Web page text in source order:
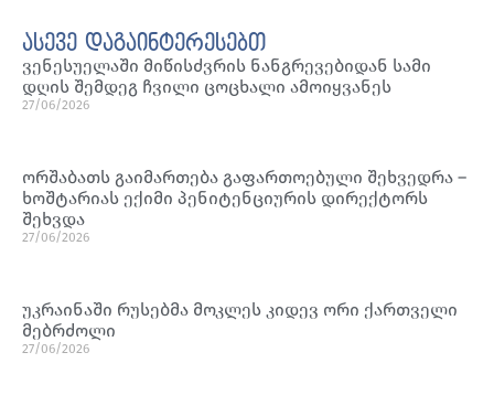
ასევე დაგაინტერესებთ
ვენესუელაში მიწისძვრის ნანგრევებიდან სამი
დღის შემდეგ ჩვილი ცოცხალი ამოიყვანეს
27/06/2026
ორშაბათს გაიმართება გაფართოებული შეხვედრა –
ხოშტარიას ექიმი პენიტენციურის დირექტორს
შეხვდა
27/06/2026
უკრაინაში რუსებმა მოკლეს კიდევ ორი ქართველი
მებრძოლი
27/06/2026